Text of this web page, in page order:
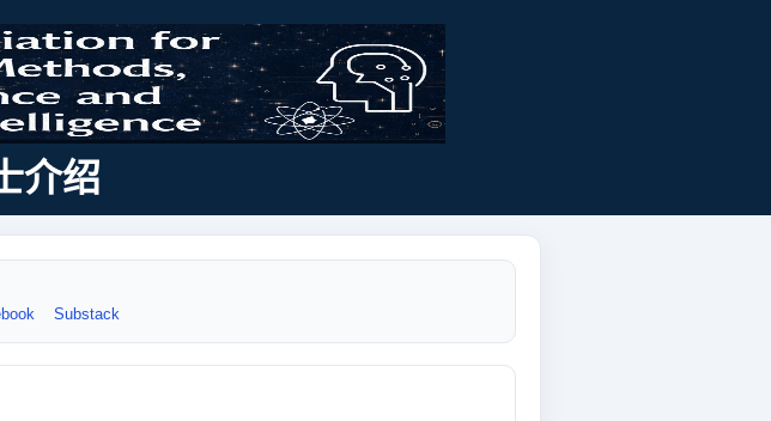
介绍
Substack